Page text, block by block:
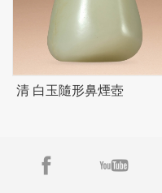
清 白玉隨形鼻煙壺